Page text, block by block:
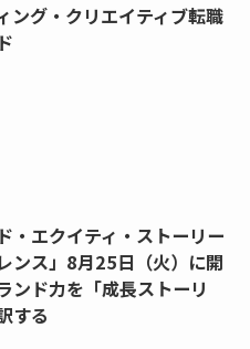
ング・クリエイティブ転職
・エクイティ・ストーリー
ンス」8月25日（火）に開
ド力を「成長ストーリ
する